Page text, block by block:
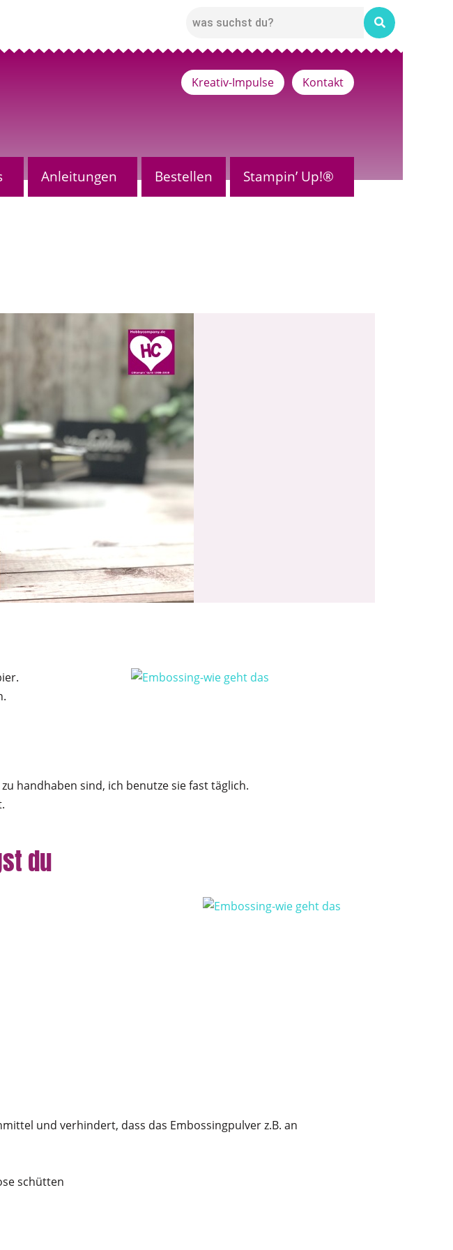
Kreativ-Impulse Kontakt
Anleitungen Bestellen Stampin’ Up!®
handhaben sind, ich benutze sie fast täglich.
du
und verhindert, dass das Embossingpulver z.B. an
schütten